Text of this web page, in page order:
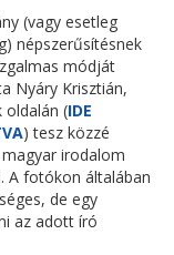
(vagy esetleg
népszerűsítésnek
módját
Nyáry Krisztián,
oldalán (IDE
) tesz közzé
irodalom
A fotókon általában
de egy
az adott író